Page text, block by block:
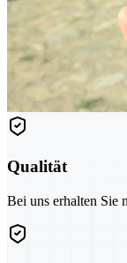
Qualität
Bei uns erhalten Sie